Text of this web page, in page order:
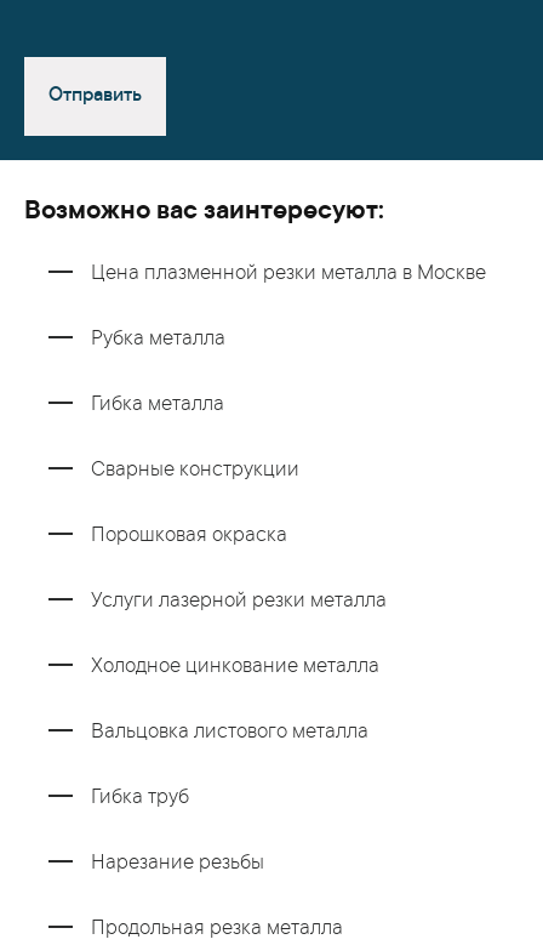
Отправить
Возможно вас заинтересуют:
Цена плазменной резки металла в Москве
Рубка металла
Гибка металла
Сварные конструкции
Порошковая окраска
Услуги лазерной резки металла
Холодное цинкование металла
Вальцовка листового металла
Гибка труб
Нарезание резьбы
Продольная резка металла